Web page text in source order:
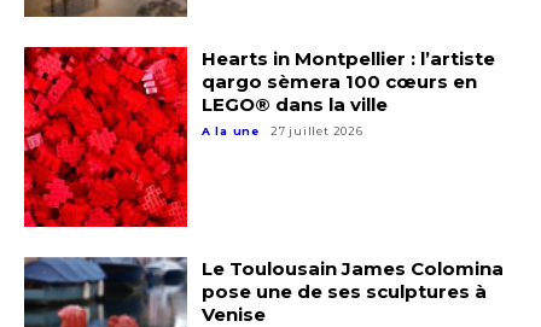
Nom
Prénom
Statut / Organisation
Adresse email*
Nom
Prénom
Hearts in Montpellier : l’artiste
qargo sèmera 100 cœurs en
LEGO® dans la ville
A la une 27 juillet 2026
Le Toulousain James Colomina
pose une de ses sculptures à
Venise